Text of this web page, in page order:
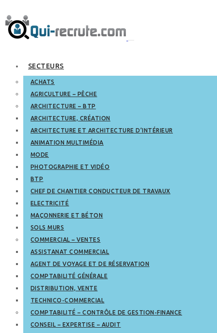
SECTEURS
ACHATS
AGRICULTURE – PÊCHE
ARCHITECTURE – BTP
ARCHITECTURE, CRÉATION
ARCHITECTURE ET ARCHITECTURE D’INTÉRIEUR
ANIMATION MULTIMÉDIA
MODE
PHOTOGRAPHIE ET VIDÉO
BTP
CHEF DE CHANTIER CONDUCTEUR DE TRAVAUX
ELECTRICITÉ
MAÇONNERIE ET BÉTON
SOLS MURS
COMMERCIAL – VENTES
ASSISTANAT COMMERCIAL
AGENT DE VOYAGE ET DE RÉSERVATION
COMPTABILITÉ GÉNÉRALE
DISTRIBUTION, VENTE
TECHNICO-COMMERCIAL
COMPTABILITÉ – CONTRÔLE DE GESTION-FINANCE
CONSEIL – EXPERTISE – AUDIT